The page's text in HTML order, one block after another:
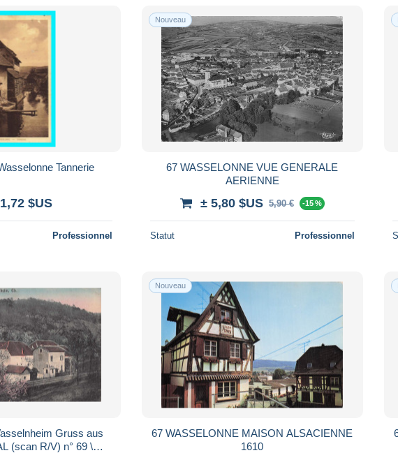
Tannerie
$US
Professionnel
Nouveau
67 WASSELONNE VUE GENERALE
AERIENNE
± 5,80 $US 5,90 € -15 %
Statut Professionnel
(scan R/V) n° 69 \
Nouveau
67 WASSELONNE MAISON ALSACIENNE
1610